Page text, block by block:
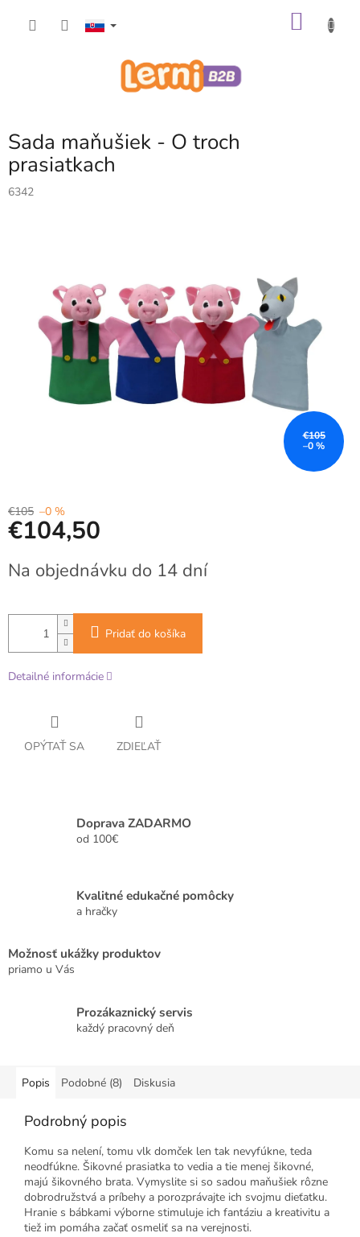
Sada maňušiek - O troch
prasiatkach
6342
€105
–0 %
€105 –0 %
€104,50
cena:
Na objednávku do 14 dní
Pridať do košíka
Detailné informácie
OPÝTAŤ SA ZDIEĽAŤ
Doprava ZADARMO
od 100€
Kvalitné edukačné pomôcky
a hračky
Možnosť ukážky produktov
priamo u Vás
Prozákaznický servis
každý pracovný deň
Popis Podobné (8) Diskusia
Podrobný popis
Komu sa nelení, tomu vlk domček len tak nevyfúkne, teda
neodfúkne. Šikovné prasiatka to vedia a tie menej šikovné,
majú šikovného brata. Vymyslite si so sadou maňušiek rôzne
dobrodružstvá a príbehy a porozprávajte ich svojmu dieťatku.
Hranie s bábkami výborne stimuluje ich fantáziu a kreativitu a
tiež im pomáha začať osmeliť sa na verejnosti.